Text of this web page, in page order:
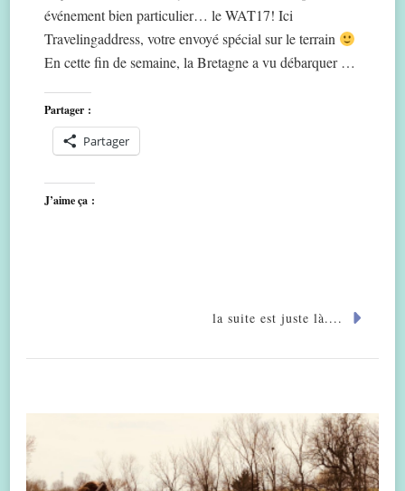
événement bien particulier… le WAT17! Ici
Travelingaddress, votre envoyé spécial sur le terrain
En cette fin de semaine, la Bretagne a vu débarquer …
Partager :
Partager
J’aime ça :
la suite est juste là....